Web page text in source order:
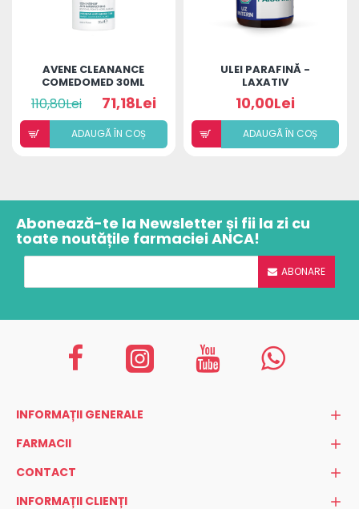
AVENE CLEANANCE
COMEDOMED 30ML
110,80Lei 71,18Lei
ADAUGÃ ÎN COȘ
ULEI PARAFINĂ -
LAXATIV
10,00Lei
ADAUGÃ ÎN COȘ
Abonează-te la Newsletter și fii la zi cu
toate noutățile farmaciei ANCA!
ABONARE
INFORMAȚII GENERALE
FARMACII
CONTACT
INFORMAȚII CLIENȚI